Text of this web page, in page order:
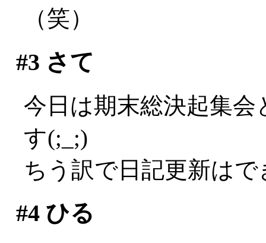
（笑）
#3 さて
今日は期末総決起集
す(;_;)
ちう訳で日記更新は
#4ひる